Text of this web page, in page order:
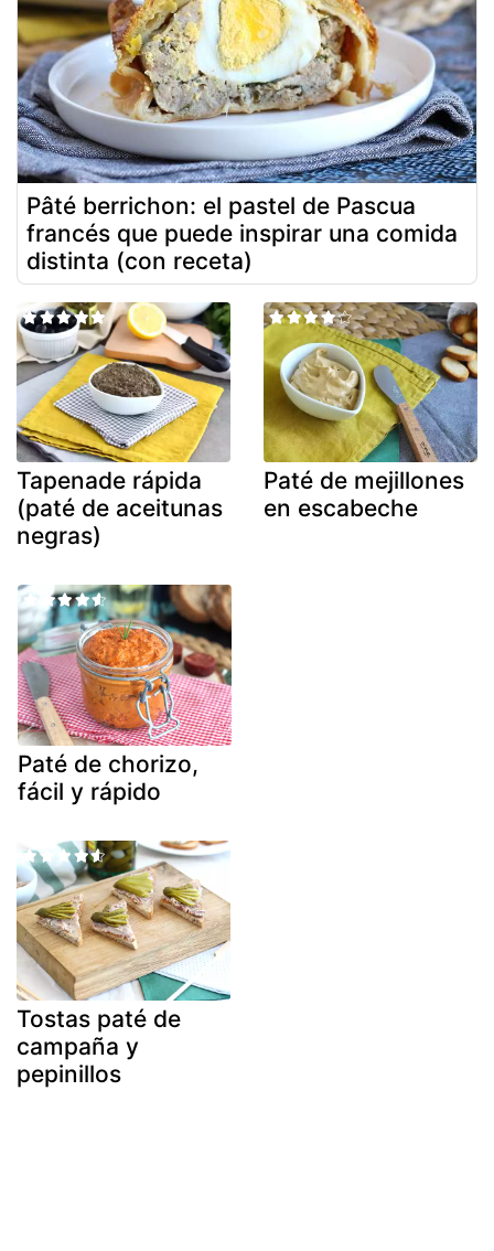
Pâté berrichon: el pastel de Pascua
francés que puede inspirar una comida
distinta (con receta)
Tapenade rápida
(paté de aceitunas
negras)
Paté de mejillones
en escabeche
Paté de chorizo,
fácil y rápido
Tostas paté de
campaña y
pepinillos